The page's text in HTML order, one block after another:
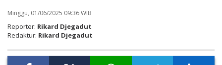
Minggu, 01/06/2025 09:36 WIB
Reporter: Rikard Djegadut
Redaktur: Rikard Djegadut